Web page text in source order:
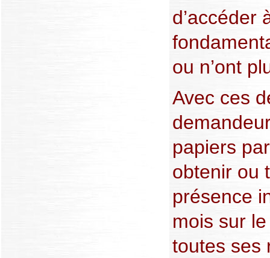
d’accéder
ou n’ont
Avec ces
papiers
obtenir ou
présence
mois sur
toutes ses